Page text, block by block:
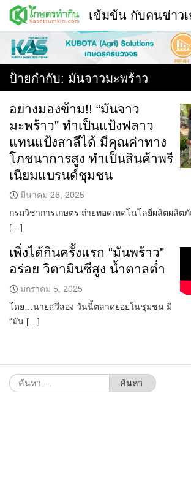
Skip
content
พืช
หน้าแรก
แวดวงเกษตร
ใคร ทำอะไร ที่ไหน
สถานีข่าววันนี้
เข้มข้น กับคนข่าว
ป้ายกำกับ: มันจาวมะพร้าว
อย่างมองข้าม!! “มันจาว
มะพร้าว” ทำเป็นแป้งฟลาว
แทนแป้งสาลีได้ มีคุณค่าทาง
โภชนาการสูง ทำเป็นสินค้าพรี
เนียมแบรนด์ชุมชน
มีนาคม 26, 2025
กรมวิชาการเกษตร ถ่ายทอดเทคโนโลยีผลิตผลิ
[…]
เพิ่งได้กินครั้งแรก “มันพร้าว”
อร่อย วิตามินซีสูง น้ำตาลต่ำ
มกราคม 5, 2025
โดย…นายสวีสอง วันนี้ตลาดย่อยในชุมชน มี
“มัน […]
ค้นหา
สำหรับ: